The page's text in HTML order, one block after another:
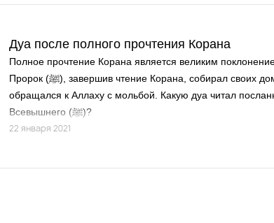
Дуа после полного прочтения Корана
Полное прочтение Корана является великим
Пророк (ﷺ), завершив чтение Корана, собирал своих домочадцев и
обращался к Аллаху с мольбой. Какую дуа читал
Всевышнего (ﷺ)?
22 января 2021